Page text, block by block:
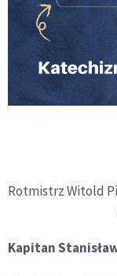
Rotmistrz Witold
Kapitan